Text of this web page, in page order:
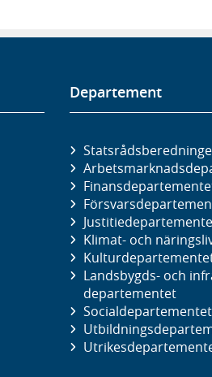
Departement
Klimat- och
Landsbygds- och
departementet
Social­departementet